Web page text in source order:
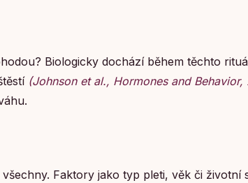
Biologicky dochází během těchto
(Johnson et al., Hormones and
Faktory jako typ pleti, věk či